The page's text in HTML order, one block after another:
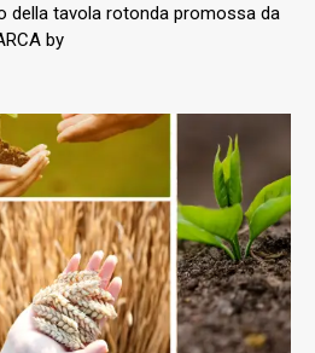
della tavola rotonda promossa da
by